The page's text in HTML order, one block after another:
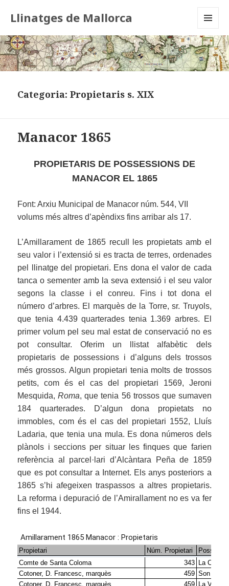
Llinatges de Mallorca
AND
WIDGETS
Categoria:Propietaris s. XIX
Manacor 1865
PROPIETARIS DE POSSESSIONS DE
MANACOR EL 1865
Font: Arxiu Municipal de Manacor núm. 544, VII
volums més altres d’apèndixs fins arribar als 17.
L’Amillarament de 1865 recull les propietats amb el
seu valor i l’extensió si es tracta de terres, ordenades
pel llinatge del propietari. Ens dona el valor de cada
tanca o sementer amb la seva extensió i el seu valor
segons la classe i el conreu. Fins i tot dona el
número d’arbres. El marquès de la Torre, sr. Truyols,
que tenia 4.439 quarterades tenia 1.369 arbres. El
primer volum pel seu mal estat de conservació no es
pot consultar. Oferim un llistat alfabètic dels
propietaris de possessions i d’alguns dels trossos
més grossos. Algun propietari tenia molts de trossos
petits, com és el cas del propietari 1569, Jeroni
Mesquida,Roma, que tenia 56 trossos que sumaven
184 quarterades. D’algun dona propietats no
immobles, com és el cas del propietari 1552, Lluís
Ladaria, que tenia una mula. Es dona números dels
plànols i seccions per situar les finques que farien
referència al parcel·lari d’Alcàntara Peña de 1859
que es pot consultar a Internet. Els anys posteriors a
1865 s’hi afegeixen traspassos a altres propietaris.
La reforma i depuració de l’Amirallament no es va fer
fins el 1944.